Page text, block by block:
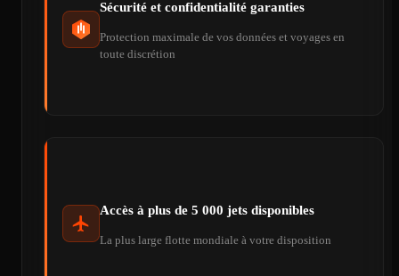
Sécurité et confidentialité garanties
Protection maximale de vos données et voyages en
toute discrétion
Accès à plus de 5 000 jets disponibles
La plus large flotte mondiale à votre disposition